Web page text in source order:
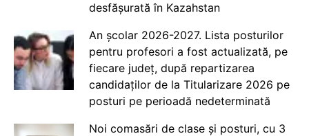
desfășurată în Kazahstan
An școlar 2026-2027. Lista posturilor
pentru profesori a fost actualizată, pe
fiecare județ, după repartizarea
candidaților de la Titularizare 2026 pe
posturi pe perioadă nedeterminată
Noi comasări de clase și posturi, cu 3